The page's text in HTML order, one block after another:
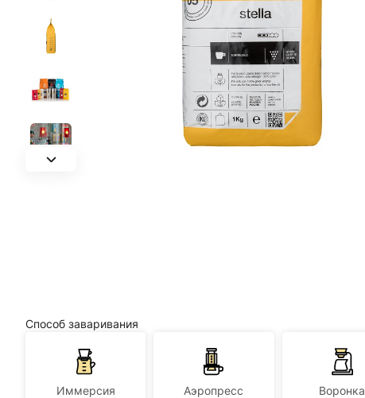
Способ заваривания
Иммерсия Аэропресс Воронка